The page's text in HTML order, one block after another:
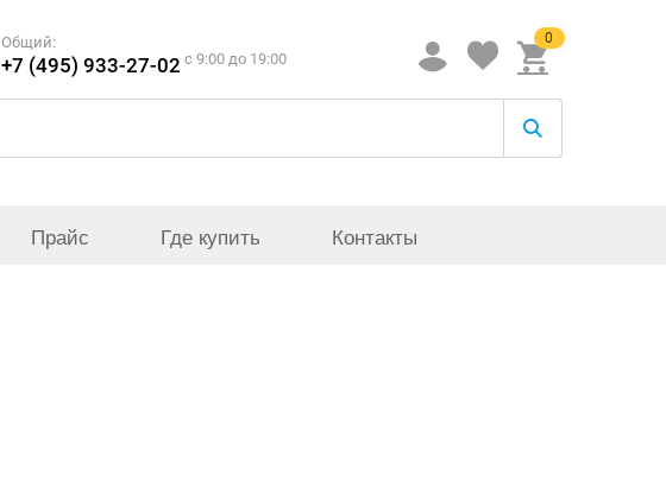
Общий:
+7 (495) 933-27-02 c 9:00 до 19:00
0
Прайс Где купить Контакты